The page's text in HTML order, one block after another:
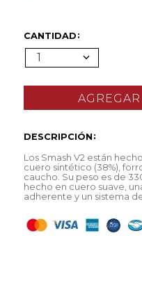
CANTIDAD
1
DESCRIPCIÓN
Los Smash V2 están
cuero sintético (38%),
caucho. Su peso es de
hecho en cuero suave,
adherente y un sistema